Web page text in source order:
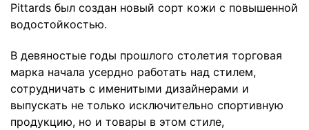
Pittards был создан новый сорт кожи с повышенной
водостойкостью.
В девяностые годы прошлого столетия торговая
марка начала усердно работать над стилем,
сотрудничать с именитыми дизайнерами и
выпускать не только исключительно спортивную
продукцию, но и товары в этом стиле,